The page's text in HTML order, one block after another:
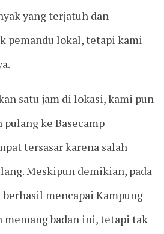
yang terjatuh dan
pemandu lokal, tetapi kami
satu jam di lokasi, kami pun
ke Basecamp
tersasar karena salah
Meskipun demikian, pada
berhasil mencapai Kampung
memang badan ini, tetapi tak